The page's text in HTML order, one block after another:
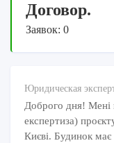
Договор.
Заявок: 0
Юридическая
Доброго дня! Мені
експертиза)
Києві. Будинок має